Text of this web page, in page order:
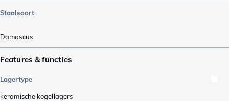
Staalsoort
Damascus
Features & functies
Lagertype
keramische kogellagers